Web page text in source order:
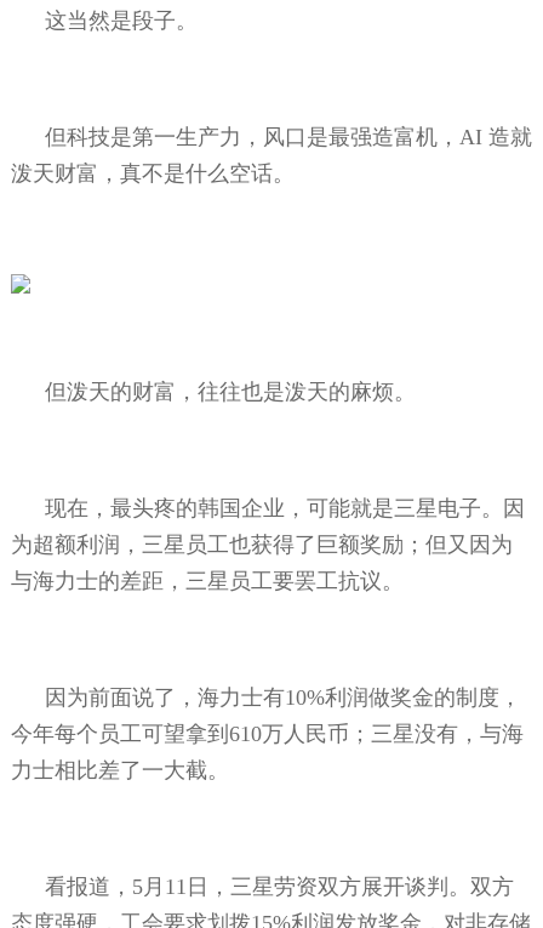
这当然是段子。
但科技是第一生产力，风口是最强造富机， AI 造就
泼天财富，真不是什么空话。
但泼天的财富，往往也是泼天的麻烦。
现在，最头疼的韩国企业，可能就是三星电子。因
为超额利润，三星员工也获得了巨额奖励；但又因为
与海力士的差距，三星员工要罢工抗议。
因为前面说了，海力士有10%利润做奖金的制度，
今年每个员工可望拿到 610万人民币；三星没有，与海
力士相比差了一大截。
看报道， 5月 11 日，三星劳资双方展开谈判。双方
态度强硬，工会要求划拨15%利润发放奖金，对非存储